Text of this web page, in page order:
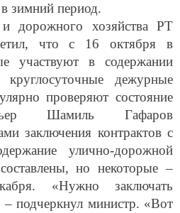
зимний период.
дорожного хозяйства РТ
что с 16 октября в
участвуют в содержании
круглосуточные дежурные
проверяют состояние
Шамиль Гафаров
заключения контрактов с
улично-дорожной
но некоторые –
«Нужно заключать
– подчеркнул министр. «Вот